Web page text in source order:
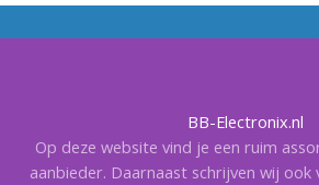
BB-Electronix.nl
Op deze website vind je een ruim
aanbieder. Daarnaast schrijven wij